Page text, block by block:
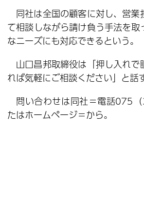
同社は全国の顧客に対し、営業
て相談しながら請け負う手法を取
なニーズにも対応できるという。
山口昌邦取締役は「押し入れで
れば気軽にご相談ください」と話
問い合わせは同社＝電話075
たはホームページ＝から。